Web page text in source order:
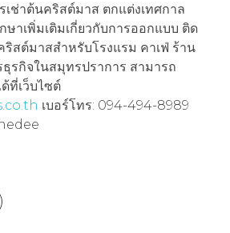
เช่าต้นคริสต์มาส ตกแต่งเทศกาล
ษาเพิ่มเติมเกี่ยวกับการออกแบบ ติด
สต์มาสสำหรับโรงแรม คาเฟ่ ร้าน
รกิจในสมุทรปราการ สามารถ
ที่เว็บไซต์
เบอร์โทร: 094-494-8989